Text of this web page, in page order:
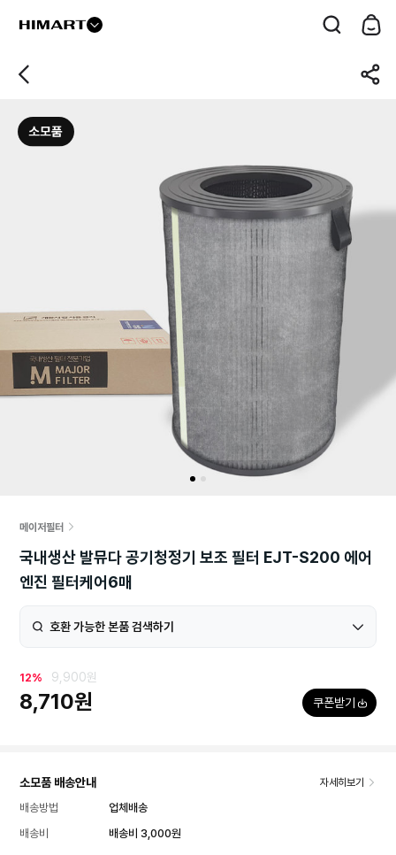
메이저필터
국내생산 발뮤다 공기청정기 보조 필터 EJT-S200 에어
엔진 필터케어6매
호환 가능한 본품 검색하기
12% 9,900원
8,710원 쿠폰받기
소모품 배송안내 자세히보기
배송방법
업체배송
배송비
배송비 3,000원